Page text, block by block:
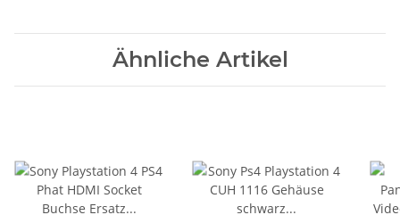
Ähnliche Artikel